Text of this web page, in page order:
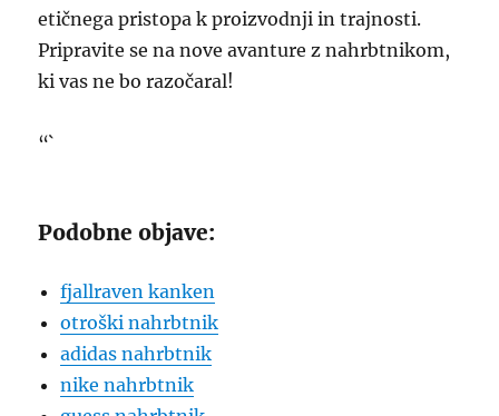
etičnega pristopa k proizvodnji in trajnosti.
Pripravite se na nove avanture z nahrbtnikom,
ki vas ne bo razočaral!
“`
Podobne objave:
fjallraven kanken
otroški nahrbtnik
adidas nahrbtnik
nike nahrbtnik